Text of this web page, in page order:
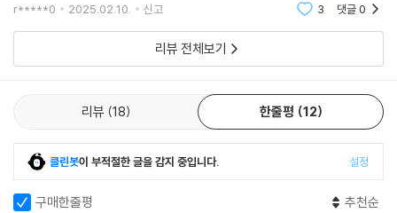
r*****0 2025.02.10. 신고 3 댓글0
리뷰 전체보기
리뷰 18 한줄평 12
클린봇이 부적절한 글을 감지 중입니다. 설정
구매한줄평 추천순